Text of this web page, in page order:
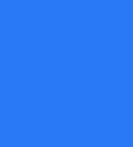
službami all